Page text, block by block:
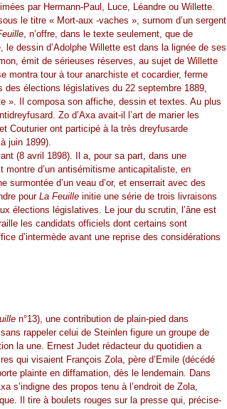
par Hermann-Paul, Luce, Léandre ou Willette.
le titre « Mort-aux -vaches », surnom d’un sergent
, n’offre, dans le texte seulement, que de
dessin d’Adolphe Willette est dans la lignée de ses
émit de sérieuses réserves, au sujet de Willette
montra tour à tour anarchiste et cocardier, ferme
élections législatives du 22 septembre 1889,
». Il composa son affiche, dessin et textes. Au plus
Zo d’Axa avait-il l’art de marier les
Couturier ont participé à la très dreyfusarde
juin 1899).
(8 avril 1898). Il a, pour sa part, dans une
montre d’un antisémitisme anticapitaliste, en
d’un veau d’or, et enserrait avec des
pour La Feuille initie une série de trois livraisons
élections législatives. Le jour du scrutin, l’âne est
les candidats officiels dont certains sont
d’intermède avant une reprise des considérations
n°13), une contribution de plain-pied dans
rappeler celui de Steinlen figure un groupe de
la une. Ernest Judet rédacteur du quotidien a
qui visaient François Zola, père d’Emile (décédé
plainte en diffamation, dès le lendemain. Dans
s’indigne des propos tenu à l’endroit de Zola,
Il tire à boulets rouges sur la presse qui, précise-